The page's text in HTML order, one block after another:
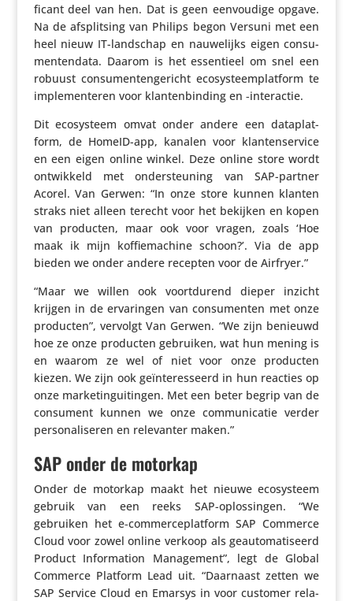
fi­cant deel van hen. Dat is geen eenvou­dige opgave.
Na de afsplit­sing van Philips begon Versuni met een
heel nieuw IT-landschap en nauwe­lijks eigen consu­
men­ten­data. Daarom is het essen­tieel om snel een
robuust consu­men­ten­ge­richt ecosys­teem­plat­form te
imple­men­teren voor klan­ten­bin­ding en ‑inter­actie.
Dit ecosys­teem omvat onder andere een data­plat­
form, de HomeID-app, kanalen voor klan­ten­ser­vice
en een eigen online winkel. Deze online store wordt
ontwik­keld met onder­steu­ning van SAP-partner
Acorel. Van Gerwen: “In onze store kunnen klanten
straks niet alleen terecht voor het bekijken en kopen
van producten, maar ook voor vragen, zoals ‘Hoe
maak ik mijn koffie­ma­chine schoon?’. Via de app
bieden we onder andere recepten voor de Airfryer.”
“Maar we willen ook voort­du­rend dieper inzicht
krijgen in de erva­ringen van consu­menten met onze
producten”, vervolgt Van Gerwen. “We zijn benieuwd
hoe ze onze producten gebruiken, wat hun mening is
en waarom ze wel of niet voor onze producten
kiezen. We zijn ook geïn­te­res­seerd in hun reacties op
onze marke­ting­ui­tingen. Met een beter begrip van de
consument kunnen we onze commu­ni­catie verder
perso­na­li­seren en rele­vanter maken.”
SAP onder de motorkap
Onder de motorkap maakt het nieuwe ecosys­teem
gebruik van een reeks SAP-oplos­singen. “We
gebruiken het e‑commerceplatform SAP Commerce
Cloud voor zowel online verkoop als geau­to­ma­ti­seerd
Product Infor­ma­tion Mana­ge­ment”, legt de Global
Commerce Platform Lead uit. “Daarnaast zetten we
SAP Service Cloud en Emarsys in voor customer rela­